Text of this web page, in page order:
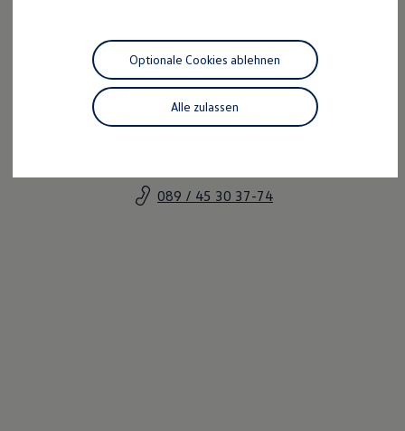
Motorenöl und Flüssigkeiten
Räder und Reifen
Pannen- und Unfallhilfe
Economy Service
Volkswagen Teile
Zubehör
Entertainment und Elektronik
Individualisieren
089 / 45 30 37-74
Alle zulassen
Optionale Cookies ablehnen